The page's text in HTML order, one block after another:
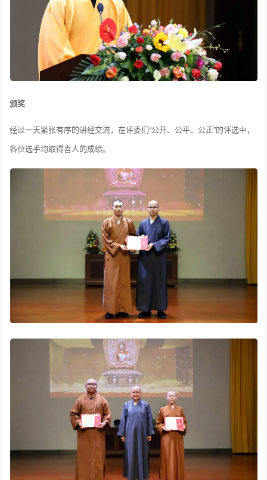
颁奖
经过一天紧张有序的讲经交流，在评委们“公开、公平、公正”的评选中，
各位选手均取得喜人的成绩。